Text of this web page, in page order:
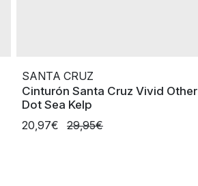
SANTA CRUZ
Cinturón Santa Cruz Vivid Other
Dot Sea Kelp
20,97€
29,95€